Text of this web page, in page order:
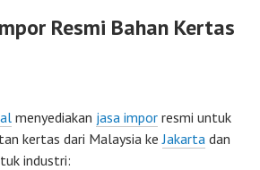
Resmi Bahan Kertas
menyediakan jasa impor resmi untuk
kertas dari Malaysia keJakarta dan
industri: